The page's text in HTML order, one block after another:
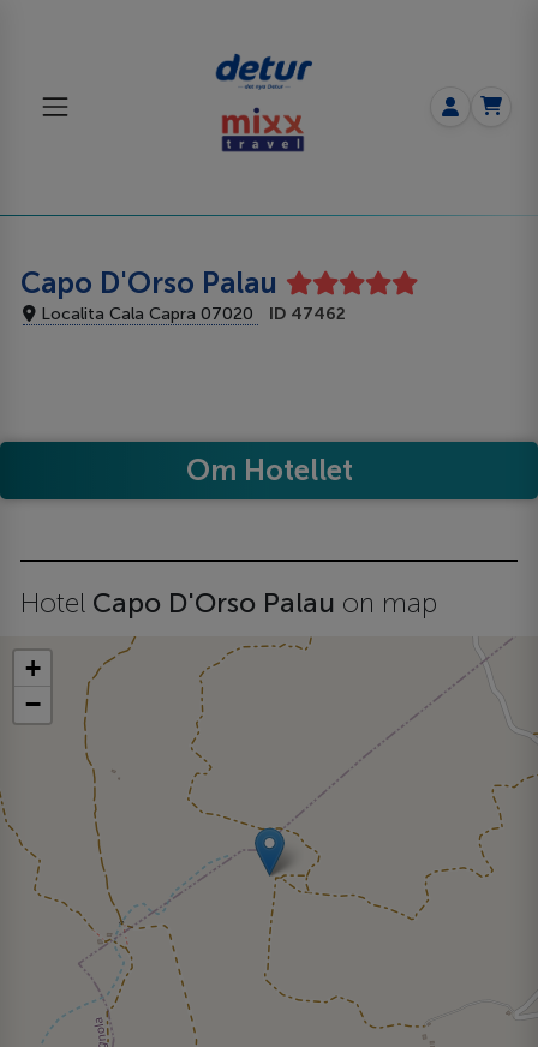
Capo D'Orso Palau
Localita Cala Capra 07020 ID 47462
Om Hotellet
Hotel Capo D'Orso Palau on map
+
−